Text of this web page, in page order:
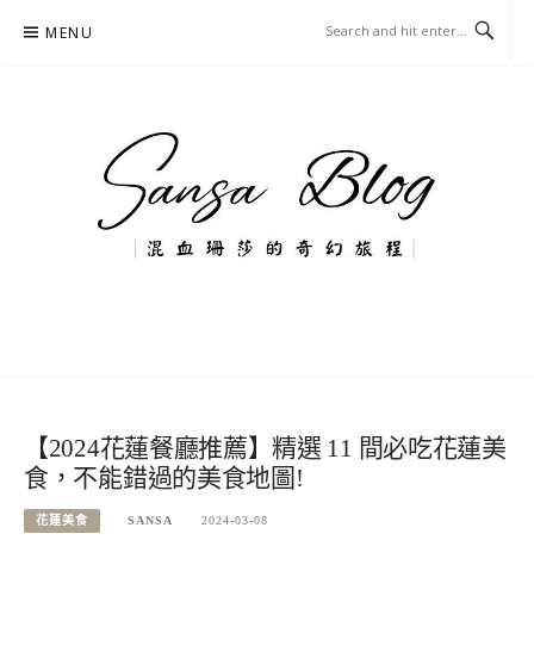
MENU
【2024花蓮餐廳推薦】精選 11 間必吃花蓮美
食，不能錯過的美食地圖!
花蓮美食 SANSA 2024-03-08